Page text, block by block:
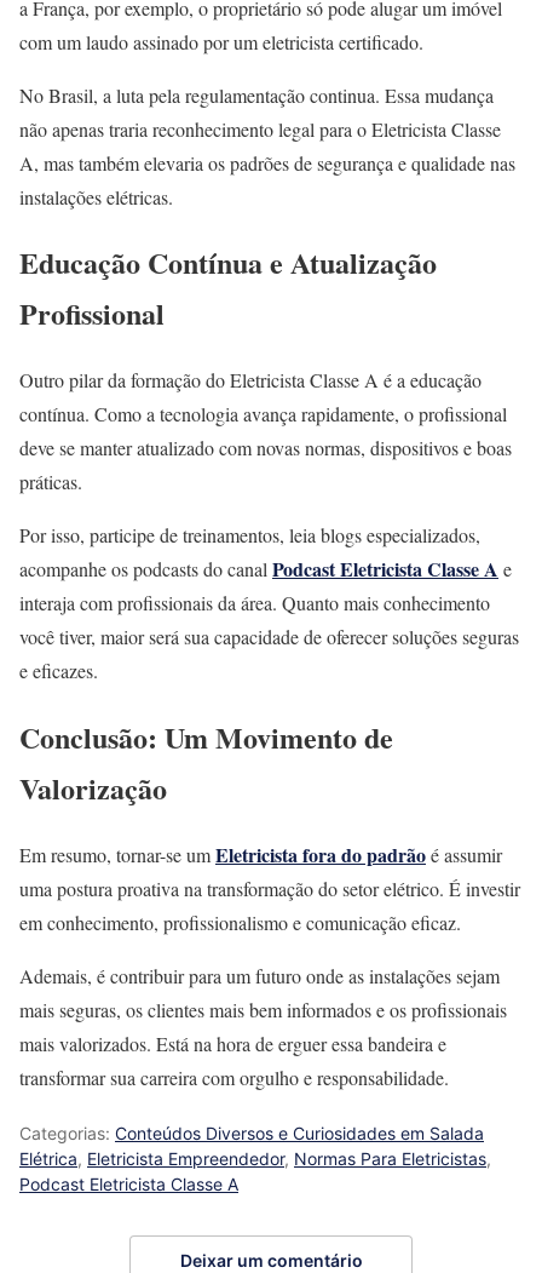
a França, por exemplo, o proprietário só pode alugar um imóvel
com um laudo assinado por um eletricista certificado.
No Brasil, a luta pela regulamentação continua. Essa mudança
não apenas traria reconhecimento legal para o Eletricista Classe
A, mas também elevaria os padrões de segurança e qualidade nas
instalações elétricas.
Educação Contínua e Atualização
Profissional
Outro pilar da formação do Eletricista Classe A é a educação
contínua. Como a tecnologia avança rapidamente, o profissional
deve se manter atualizado com novas normas, dispositivos e boas
práticas.
Por isso, participe de treinamentos, leia blogs especializados,
acompanhe os podcasts do canalPodcast Eletricista Classe A e
interaja com profissionais da área. Quanto mais conhecimento
você tiver, maior será sua capacidade de oferecer soluções seguras
e eficazes.
Conclusão: Um Movimento de
Valorização
Em resumo, tornar-se umEletricista fora do padrãoé assumir
uma postura proativa na transformação do setor elétrico. É investir
em conhecimento, profissionalismo e comunicação eficaz.
Ademais, é contribuir para um futuro onde as instalações sejam
mais seguras, os clientes mais bem informados e os profissionais
mais valorizados. Está na hora de erguer essa bandeira e
transformar sua carreira com orgulho e responsabilidade.
Categorias: Conteúdos Diversos e Curiosidades em Salada
Elétrica, Eletricista Empreendedor, Normas Para Eletricistas,
Podcast Eletricista Classe A
Deixar um comentário